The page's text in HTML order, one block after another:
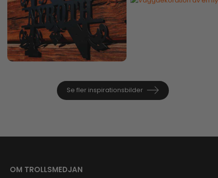
Se fler inspirationsbilder
OM TROLLSMEDJAN